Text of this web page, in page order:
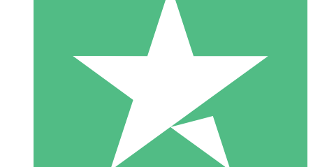
20 00